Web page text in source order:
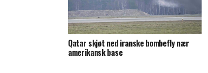
Qatar skjøt ned iranske bombefly nær
amerikansk base